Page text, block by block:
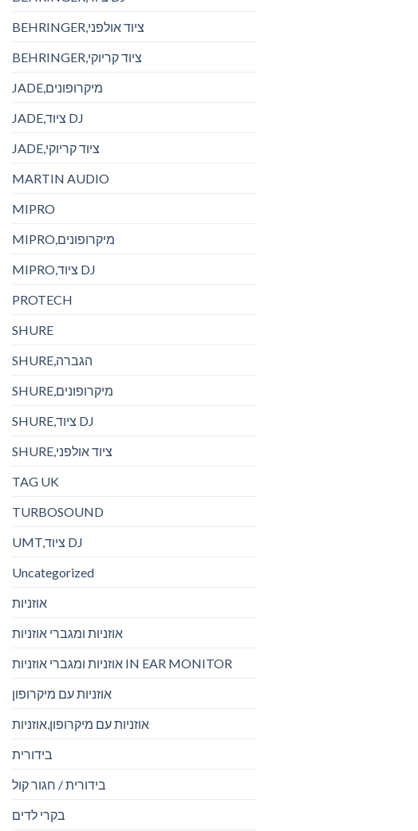
BEHRINGER,ציוד אולפני
BEHRINGER,ציוד קריוקי
JADE,מיקרופונים
JADE,ציוד DJ
JADE,ציוד קריוקי
MARTIN AUDIO
MIPRO
MIPRO,מיקרופונים
MIPRO,ציוד DJ
PROTECH
SHURE
SHURE,הגברה
SHURE,מיקרופונים
SHURE,ציוד DJ
SHURE,ציוד אולפני
TAG UK
TURBOSOUND
UMT,ציוד DJ
Uncategorized
אוזניות
אוזניות ומגברי אוזניות
אוזניות ומגברי אוזניות IN EAR MONITOR
אוזניות עם מיקרופון
אוזניות עם מיקרופון,אוזניות
בידורית
בידורית / חגור קול
בקרי לדים